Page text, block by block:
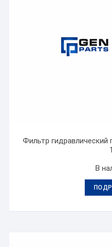
Фильтр гидравлический
В